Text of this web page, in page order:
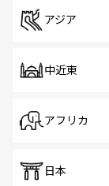
アジア
中近東
アフリカ
日本